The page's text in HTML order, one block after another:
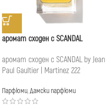
аромат сходен с SCANDAL
аромат сходен с SCANDAL by Jean
Paul Gaultier | Martinez 222
Парфюми,Дамски парфюми